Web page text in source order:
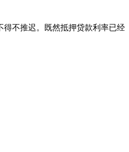
不推迟。既然抵押贷款利率已经